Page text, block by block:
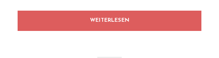
WEITERLESEN